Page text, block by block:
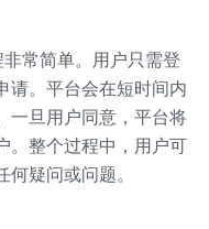
常简单。用户只需登
请。平台会在短时间内
一旦用户同意，平台将
。整个过程中，用户可
疑问或问题。